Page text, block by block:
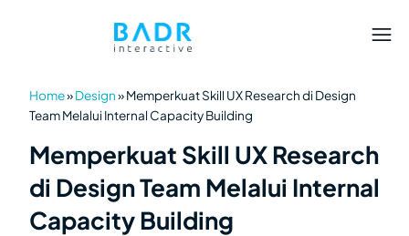
Home»Design»Memperkuat Skill UX Research di Design
Team Melalui Internal Capacity Building
Memperkuat Skill UX Research
di Design Team Melalui Internal
Capacity Building